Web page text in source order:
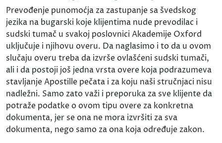
Prevođenje punomoćja za zastupanje sa švedskog
jezika na bugarski koje klijentima nude prevodilac i
sudski tumač u svakoj poslovnici Akademije Oxford
uključuje i njihovu overu. Da naglasimo i to da u ovom
slučaju overu treba da izvrše ovlašćeni sudski tumači,
ali i da postoji još jedna vrsta overe koja podrazumeva
stavljanje Apostille pečata i za koju naši stručnjaci nisu
nadležni. Samo zato važi i preporuka za sve klijente da
potraže podatke o ovom tipu overe za konkretna
dokumenta, jer se ona ne mora izvršiti za sva
dokumenta, nego samo za ona koja određuje zakon.